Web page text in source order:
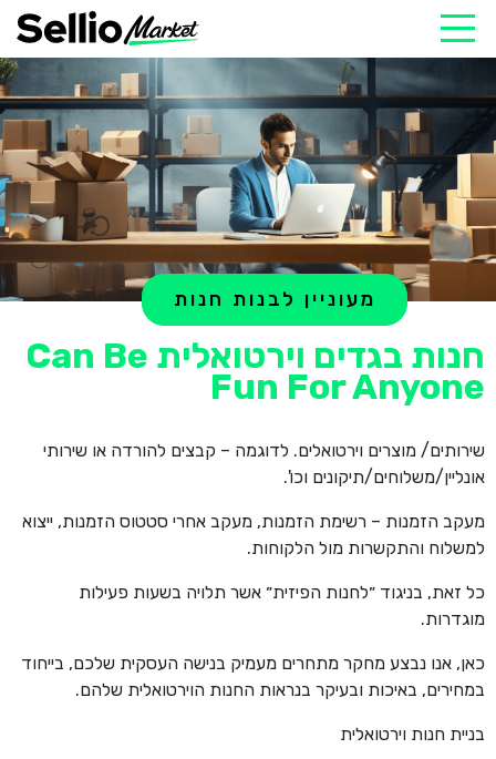
חנות בגדים וירטואלית Can Be
Fun For Anyone
מעוניין לבנות חנות
שירותים/ מוצרים וירטואלים. לדוגמה – קבצים להורדה או שירותי
אונליין/משלוחים/תיקונים וכו'.
מעקב הזמנות – רשימת הזמנות, מעקב אחרי סטטוס הזמנות, ייצוא
למשלוח והתקשרות מול הלקוחות.
כל זאת, בניגוד ״לחנות הפיזית״ אשר תלויה בשעות פעילות
מוגדרות.
כאן, אנו נבצע מחקר מתחרים מעמיק בנישה העסקית שלכם, בייחוד
במחירים, באיכות ובעיקר בנראות החנות הוירטואלית שלהם.
בניית חנות וירטואלית